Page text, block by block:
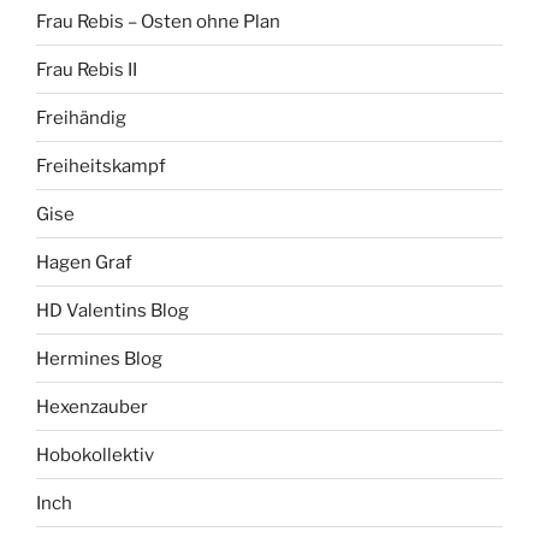
Frau Rebis – Osten ohne Plan
Frau Rebis II
Freihändig
Freiheitskampf
Gise
Hagen Graf
HD Valentins Blog
Hermines Blog
Hexenzauber
Hobokollektiv
Inch